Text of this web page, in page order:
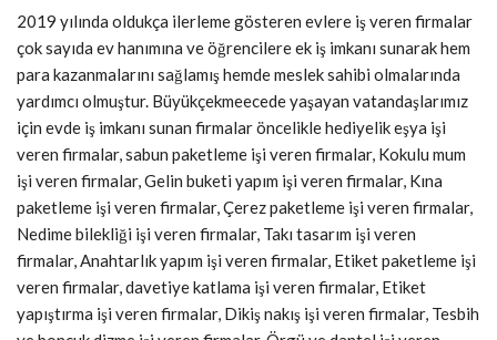
2019 yılında oldukça ilerleme gösteren evlere iş veren firmalar
çok sayıda ev hanımına ve öğrencilere ek iş imkanı sunarak hem
para kazanmalarını sağlamış hemde meslek sahibi olmalarında
yardımcı olmuştur. Büyükçekmeecede yaşayan vatandaşlarımız
için evde iş imkanı sunan firmalar öncelikle hediyelik eşya işi
veren firmalar, sabun paketleme işi veren firmalar, Kokulu mum
işi veren firmalar, Gelin buketi yapım işi veren firmalar, Kına
paketleme işi veren firmalar, Çerez paketleme işi veren firmalar,
Nedime bilekliği işi veren firmalar, Takı tasarım işi veren
firmalar, Anahtarlık yapım işi veren firmalar, Etiket paketleme işi
veren firmalar, davetiye katlama işi veren firmalar, Etiket
yapıştırma işi veren firmalar, Dikiş nakış işi veren firmalar, Tesbih